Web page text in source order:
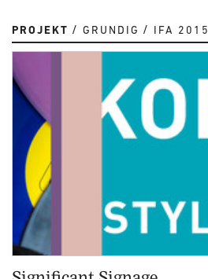
PROJEKT GRUNDIG IFA 2015